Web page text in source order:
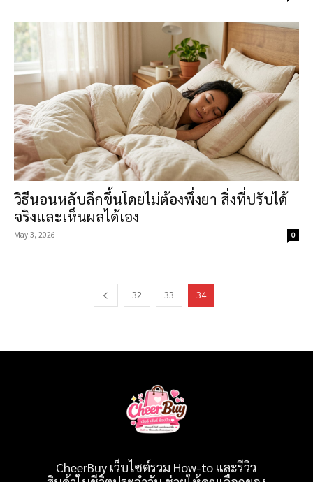
วิธีนอนหลับลึกขึ้นโดยไม่ต้องพึ่งยา สิ่งที่ปรับได้
จริงและเห็นผลได้เอง
May 3, 2026 0
32 33 34
CheerBuy เว็บไซต์รวม How-to และรีวิว